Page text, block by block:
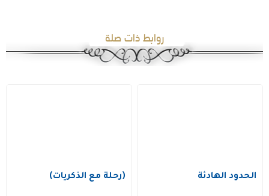
روابط ذات صلة
الحدود الهادئة (رحلة مع الذكريات)